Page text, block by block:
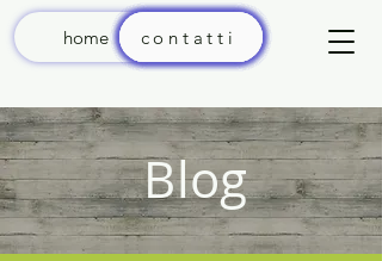
home Interno
orto
esterno
aromatiche
frutta
terrarium
sementi
bonsai
grasse
contatti
Blog